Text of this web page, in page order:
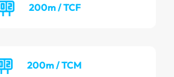
200m / TCF
200m / TCM